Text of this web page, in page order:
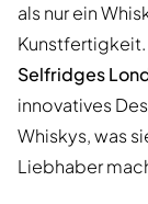
als nur ein
Selfridges
innovatives
Whiskys, was
Liebhaber